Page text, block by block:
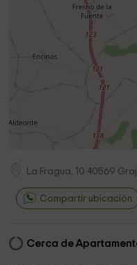
La Fragua, 10 40569
Compartir ubicación
Cerca de